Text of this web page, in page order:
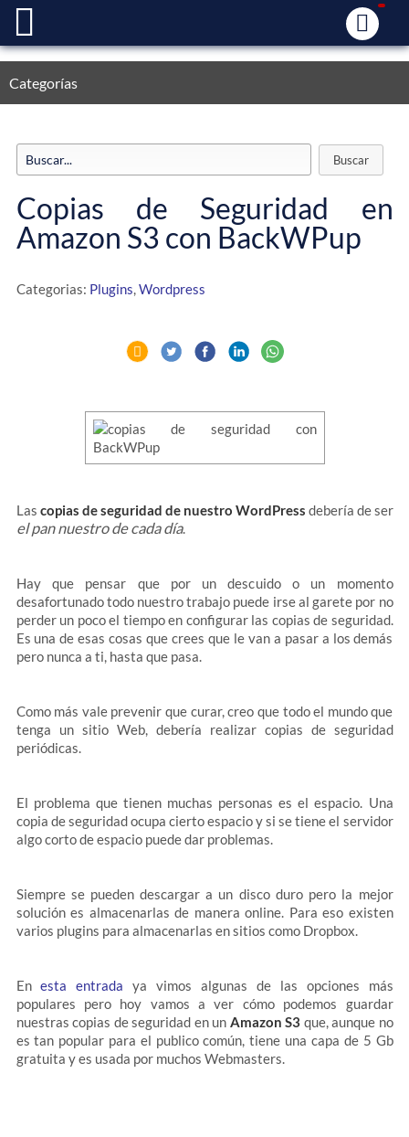
Categorías
Copias de Seguridad en
Amazon S3 con BackWPup
Categorias: Plugins,Wordpress
Las copias de seguridad de nuestro WordPress debería de ser
el pan nuestro de cada día.
Hay que pensar que por un descuido o un momento
desafortunado todo nuestro trabajo puede irse al garete por no
perder un poco el tiempo en configurar las copias de seguridad.
Es una de esas cosas que crees que le van a pasar a los demás
pero nunca a ti, hasta que pasa.
Como más vale prevenir que curar, creo que todo el mundo que
tenga un sitio Web, debería realizar copias de seguridad
periódicas.
El problema que tienen muchas personas es el espacio. Una
copia de seguridad ocupa cierto espacio y si se tiene el servidor
algo corto de espacio puede dar problemas.
Siempre se pueden descargar a un disco duro pero la mejor
solución es almacenarlas de manera online. Para eso existen
varios plugins para almacenarlas en sitios como Dropbox.
Enesta entrada ya vimos algunas de las opciones más
populares pero hoy vamos a ver cómo podemos guardar
nuestras copias de seguridad en un Amazon S3 que, aunque no
es tan popular para el publico común, tiene una capa de 5 Gb
gratuita y es usada por muchos Webmasters.